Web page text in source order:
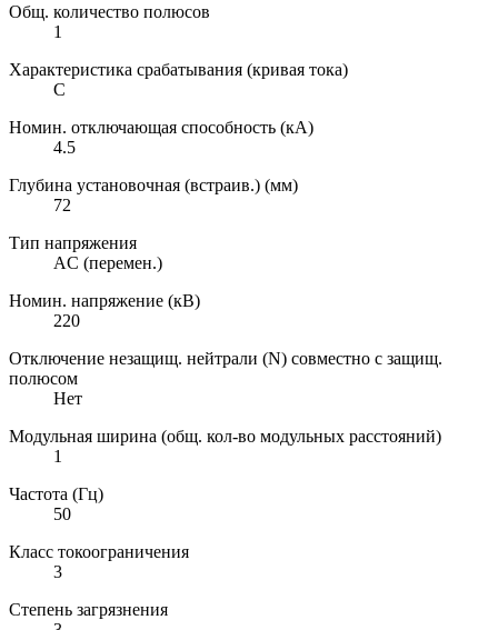
Общ. количество полюсов
1
Характеристика срабатывания (кривая тока)
C
Номин. отключающая способность (кА)
4.5
Глубина установочная (встраив.) (мм)
72
Тип напряжения
AC (перемен.)
Номин. напряжение (кВ)
220
Отключение незащищ. нейтрали (N) совместно с защищ.
полюсом
Нет
Модульная ширина (общ. кол-во модульных расстояний)
1
Частота (Гц)
50
Класс токоограничения
3
Степень загрязнения